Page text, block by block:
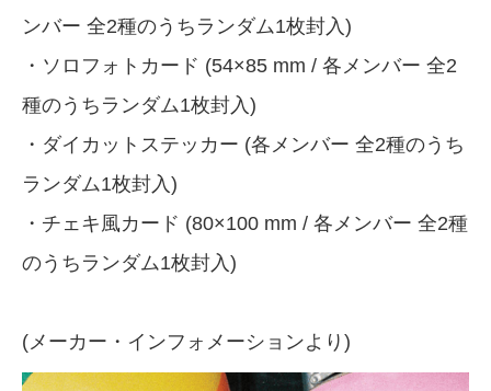
ンバー 全2種のうちランダム1枚封入)
・ソロフォトカード (54×85 mm / 各メンバー 全2
種のうちランダム1枚封入)
・ダイカットステッカー (各メンバー 全2種のうち
ランダム1枚封入)
・チェキ風カード (80×100 mm / 各メンバー 全2種
のうちランダム1枚封入)
(メーカー・インフォメーションより)